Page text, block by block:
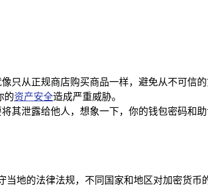
只从正规商店购买商品一样，避免从不可信
的资产安全造成严重威胁。
其泄露给他人，想象一下，你的钱包密码和
当地的法律法规，不同国家和地区对加密货